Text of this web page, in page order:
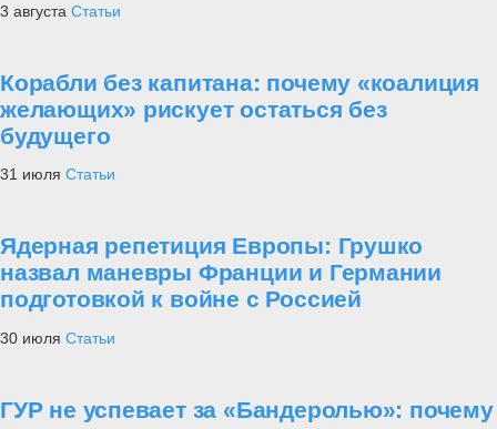
3 августа Статьи
Корабли без капитана: почему «коалиция
желающих» рискует остаться без
будущего
31 июля Статьи
Ядерная репетиция Европы: Грушко
назвал маневры Франции и Германии
подготовкой к войне с Россией
30 июля Статьи
ГУР не успевает за «Бандеролью»: почему